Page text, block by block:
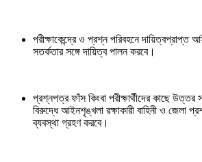
পরীক্ষাকেন্দ্রে ও প্রশ্ন পরিবহনে দায়িত্বপ্রাপ্ত
সতর্কতার সঙ্গে দায়িত্ব পালন করবে।
প্রশ্নপত্র ফাঁস কিংবা পরীক্ষার্থীদের কাছে উত্তর
বিরুদ্ধে আইনশৃঙ্খলা রক্ষাকারী বাহিনী ও জেলা
ব্যবস্থা গ্রহণ করবে।